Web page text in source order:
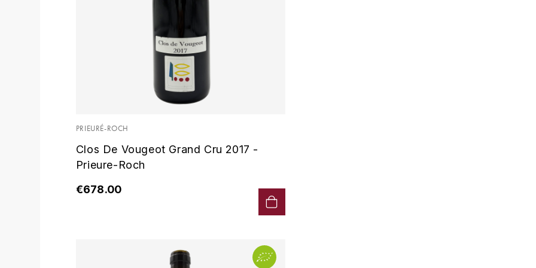
PRIEURÉ-ROCH
Clos De Vougeot Grand Cru 2017 -
Prieure-Roch
€678.00